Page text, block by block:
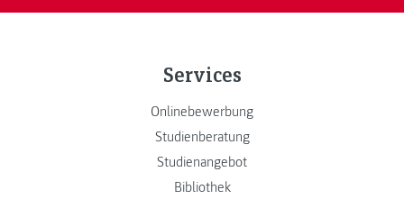
Services
Onlinebewerbung
Studienberatung
Studienangebot
Bibliothek